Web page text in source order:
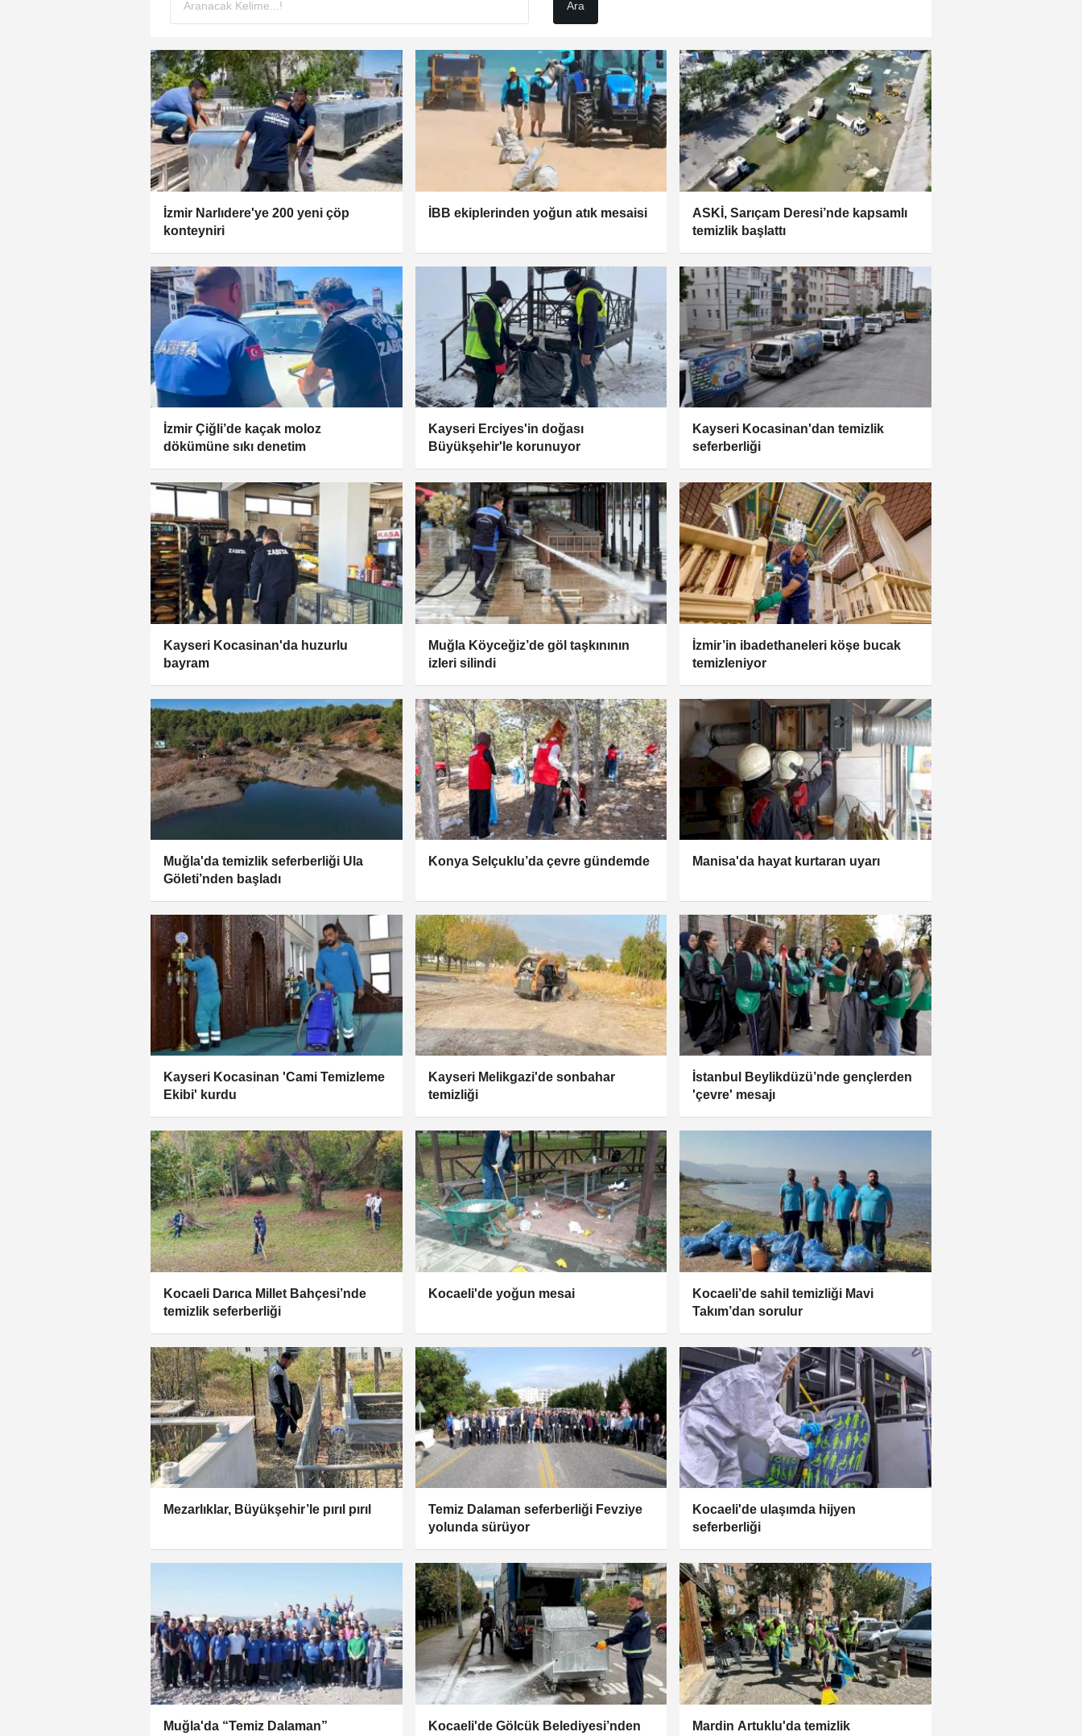
İzmir Narlıdere'ye 200 yeni çöp
konteyniri
İBB ekiplerinden yoğun atık mesaisi
ASKİ, Sarıçam Deresi’nde kapsamlı
temizlik başlattı
İzmir Çiğli’de kaçak moloz
dökümüne sıkı denetim
Kayseri Erciyes'in doğası
Büyükşehir'le korunuyor
Kayseri Kocasinan'dan temizlik
seferberliği
Kayseri Kocasinan'da huzurlu
bayram
Muğla Köyceğiz’de göl taşkınının
izleri silindi
İzmir’in ibadethaneleri köşe bucak
temizleniyor
Muğla'da temizlik seferberliği Ula
Göleti’nden başladı
Konya Selçuklu’da çevre gündemde Manisa'da hayat kurtaran uyarı
Kayseri Kocasinan 'Cami Temizleme
Ekibi' kurdu
Kayseri Melikgazi'de sonbahar
temizliği
İstanbul Beylikdüzü’nde gençlerden
'çevre' mesajı
Kocaeli Darıca Millet Bahçesi’nde
temizlik seferberliği
Kocaeli'de yoğun mesai
Kocaeli’de sahil temizliği Mavi
Takım’dan sorulur
Mezarlıklar, Büyükşehir’le pırıl pırıl
Temiz Dalaman seferberliği Fevziye
yolunda sürüyor
Kocaeli'de ulaşımda hijyen
seferberliği
Muğla'da “Temiz Dalaman”
Kocaeli'de Gölcük Belediyesi’nden
Mardin Artuklu'da temizlik